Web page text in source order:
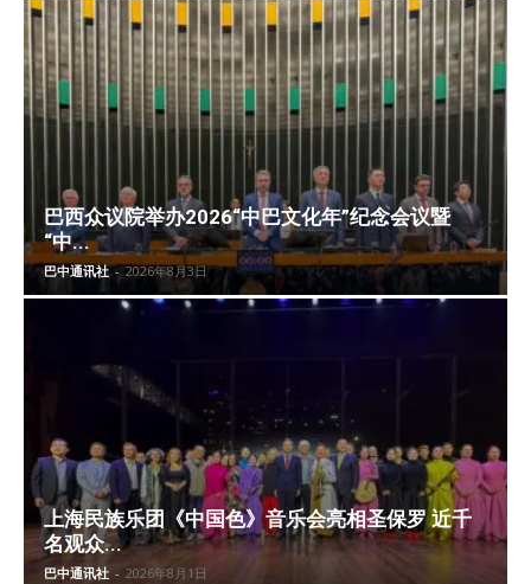
巴西众议院举办2026“中巴文化年”纪念会议暨
“中...
巴中通讯社 - 2026年8月3日
上海民族乐团《中国色》音乐会亮相圣保罗 近千
名观众...
巴中通讯社 - 2026年8月1日